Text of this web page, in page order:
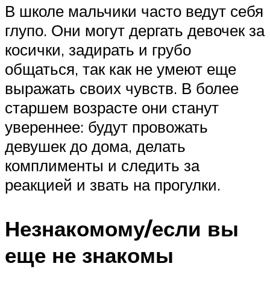
В школе мальчики часто ведут себя
глупо. Они могут дергать девочек за
косички, задирать и грубо
общаться, так как не умеют еще
выражать своих чувств. В более
старшем возрасте они станут
увереннее: будут провожать
девушек до дома, делать
комплименты и следить за
реакцией и звать на прогулки.
Незнакомому/если вы
еще не знакомы